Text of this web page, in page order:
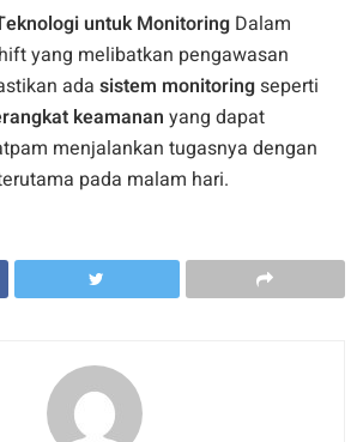
untuk Monitoring Dalam
yang melibatkan pengawasan
adasistem monitoringseperti
keamanan yang dapat
menjalankan tugasnya dengan
pada malam hari.